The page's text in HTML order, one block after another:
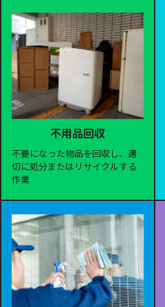
不用品回収
不要になった物品を回収し、適
切に処分またはリサイクルする
作業